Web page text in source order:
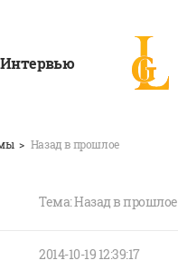
Интервью
Назад в прошлое
Тема: Назад в прошлое
2014-10-19 12:39:17